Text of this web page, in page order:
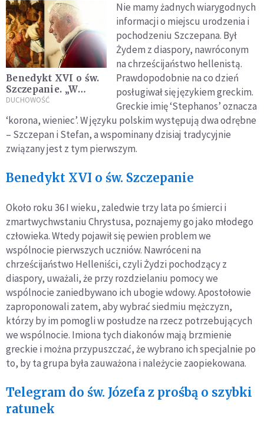
Benedykt XVI o św.
Szczepanie. „W
dziejach Kościoła
prześladowanie”
DUCHOWOŚĆ
Nie mamy żadnych wiarygodnych
informacji o miejscu urodzenia i
pochodzeniu Szczepana. Był
Żydem z diaspory, nawróconym
na chrześcijaństwo hellenistą.
Prawdopodobnie na co dzień
posługiwał się językiem greckim.
Greckie imię ‘Stephanos’ oznacza
‘korona, wieniec’. W języku polskim występują dwa odrębne
– Szczepan i Stefan, a wspominany dzisiaj tradycyjnie
związany jest z tym pierwszym.
Benedykt XVI o św. Szczepanie
Około roku 36 I wieku, zaledwie trzy lata po śmierci i
zmartwychwstaniu Chrystusa, poznajemy go jako młodego
człowieka. Wtedy pojawił się pewien problem we
wspólnocie pierwszych uczniów. Nawróceni na
chrześcijaństwo Helleniści, czyli Żydzi pochodzący z
diaspory, uważali, że przy rozdzielaniu pomocy we
wspólnocie zaniedbywano ich ubogie wdowy. Apostołowie
zaproponowali zatem, aby wybrać siedmiu mężczyzn,
którzy by im pomogli w posłudze na rzecz potrzebujących
we wspólnocie. Imiona tych diakonów mają brzmienie
greckie i można przypuszczać, że wybrano ich specjalnie po
to, by ta grupa była zauważona i należycie zaopiekowana.
Telegram do św. Józefa z prośbą o szybki
ratunek